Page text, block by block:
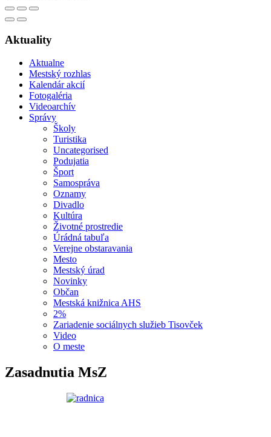
Aktuality
Aktualne
Mestský rozhlas
Kalendár akcií
Fotogaléria
Videoarchív
Správy
Školy
Turistika
Uncategorised
Podujatia
Šport
Samospráva
Oznamy
Divadlo
Kultúra
Životné prostredie
Úrádná tabuľa
Verejne obstaravania
Mesto
Mestský úrad
Novinky
Občan
Mestská knižnica AHS
2%
Zariadenie sociálnych služieb Tisovček
Video
O meste
Zasadnutia MsZ